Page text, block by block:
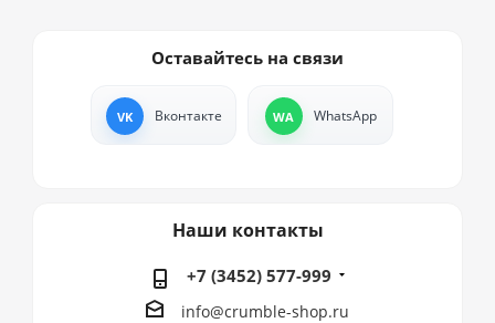
Оставайтесь на связи
Вконтакте WhatsApp
Наши контакты
+7 (3452) 577-999
info@crumble-shop.ru